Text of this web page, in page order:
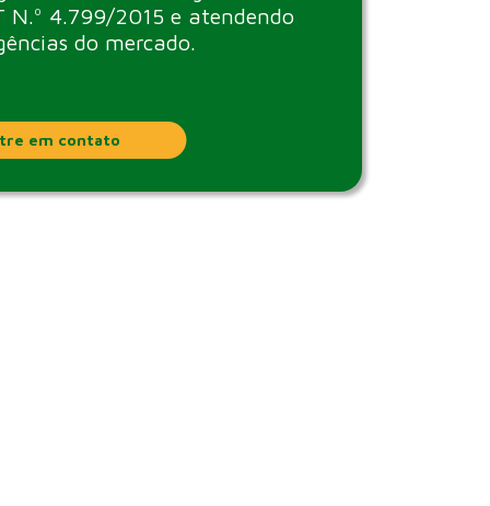
N.º 4.799/2015 e atendendo
do mercado.
em contato